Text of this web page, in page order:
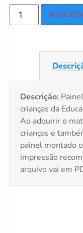
Descrição:
crianças da
Ao adquirir o
crianças e
painel montado
impressão
arquivo vai em